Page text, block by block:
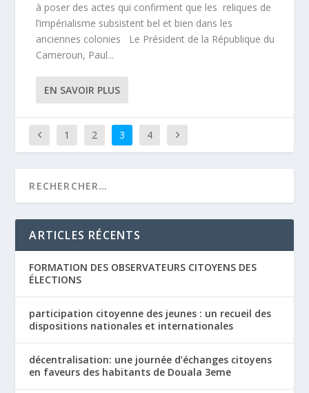
à poser des actes qui confirment que les reliques de
l’impérialisme subsistent bel et bien dans les
anciennes colonies Le Président de la République du
Cameroun, Paul...
EN SAVOIR PLUS
1 2 3 4
ARTICLES RÉCENTS
FORMATION DES OBSERVATEURS CITOYENS DES
ÉLECTIONS
participation citoyenne des jeunes : un recueil des
dispositions nationales et internationales
décentralisation: une journée d’échanges citoyens
en faveurs des habitants de Douala 3eme